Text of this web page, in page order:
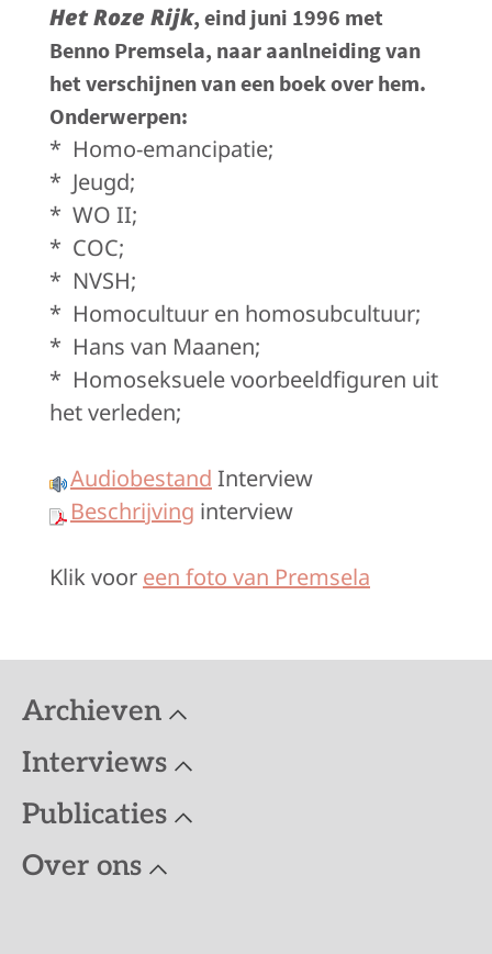
Het Roze Rijk, eind juni 1996 met
Benno Premsela, naar aanlneiding van
het verschijnen van een boek over hem.
Onderwerpen:
* Homo-emancipatie;
* Jeugd;
* WO II;
* COC;
* NVSH;
* Homocultuur en homosubcultuur;
* Hans van Maanen;
* Homoseksuele voorbeeldfiguren uit
het verleden;
Audiobestand Interview
Beschrijving interview
Klik voor een foto van Premsela
Archieven
Interviews
Publicaties
Over ons